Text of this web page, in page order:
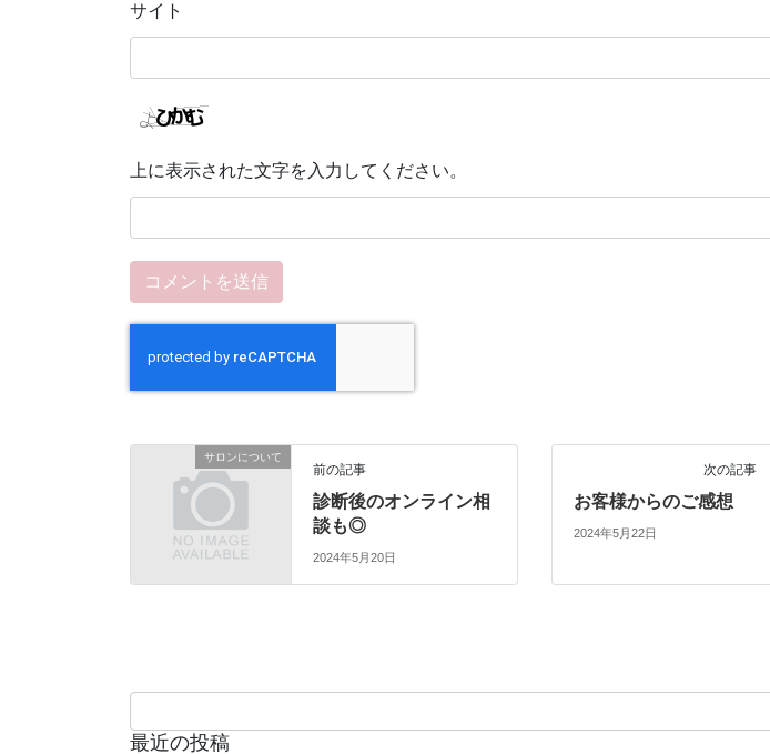
サイト
上に表示された文字を入力してください。
サロンについて
前の記事
診断後のオンライン相
談も◎
2024年5月20日
次の記事
お客様からのご感想
2024年5月22日
最近の投稿